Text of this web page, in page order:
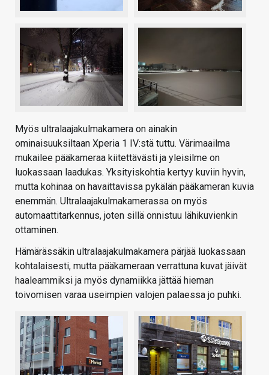
Myös ultralaajakulmakamera on ainakin
ominaisuuksiltaan Xperia 1 IV:stä tuttu. Värimaailma
mukailee pääkameraa kiitettävästi ja yleisilme on
luokassaan laadukas. Yksityiskohtia kertyy kuviin hyvin,
mutta kohinaa on havaittavissa pykälän pääkameran kuvia
enemmän. Ultralaajakulmakamerassa on myös
automaattitarkennus, joten sillä onnistuu lähikuvienkin
ottaminen.
Hämärässäkin ultralaajakulmakamera pärjää luokassaan
kohtalaisesti, mutta pääkameraan verrattuna kuvat jäivät
haaleammiksi ja myös dynamiikka jättää hieman
toivomisen varaa useimpien valojen palaessa jo puhki.